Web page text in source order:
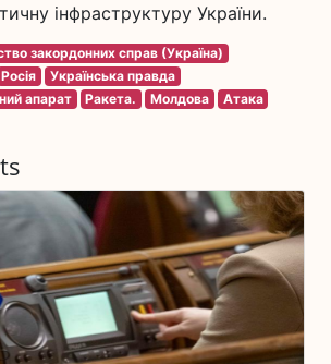
інфраструктуру України.
закордонних справ (Україна)
Росія
Українська правда
апарат
Ракета. Молдова
Атака